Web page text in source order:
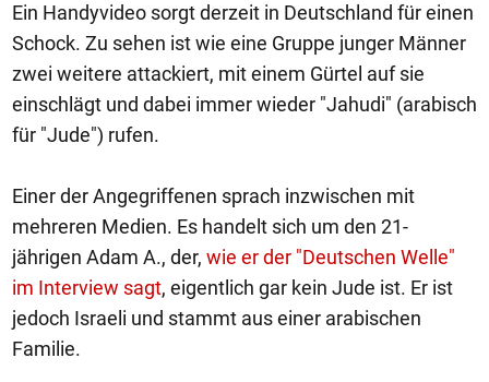
Ein Handyvideo sorgt derzeit in Deutschland für einen
Schock. Zu sehen ist wie eine Gruppe junger Männer
zwei weitere attackiert, mit einem Gürtel auf sie
einschlägt und dabei immer wieder "Jahudi" (arabisch
für "Jude") rufen.
Einer der Angegriffenen sprach inzwischen mit
mehreren Medien. Es handelt sich um den 21-
jährigen Adam A., der, wie er der "Deutschen Welle"
im Interview sagt, eigentlich gar kein Jude ist. Er ist
jedoch Israeli und stammt aus einer arabischen
Familie.